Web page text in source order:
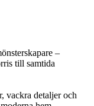
–
till samtida
vackra detaljer och